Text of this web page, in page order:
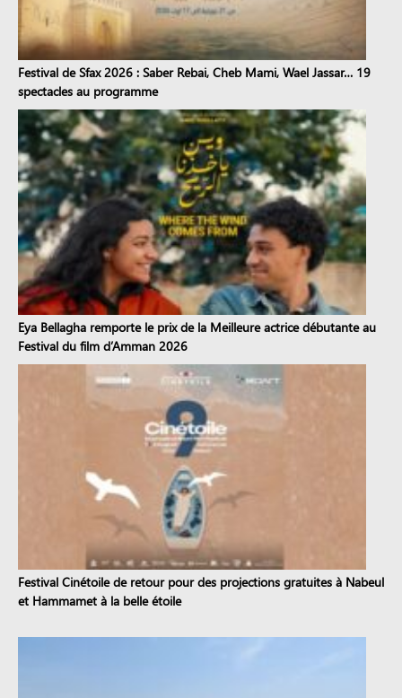
Festival de Sfax 2026 : Saber Rebai, Cheb Mami, Wael Jassar… 19
spectacles au programme
Eya Bellagha remporte le prix de la Meilleure actrice débutante au
Festival du film d’Amman 2026
Festival Cinétoile de retour pour des projections gratuites à Nabeul
et Hammamet à la belle étoile